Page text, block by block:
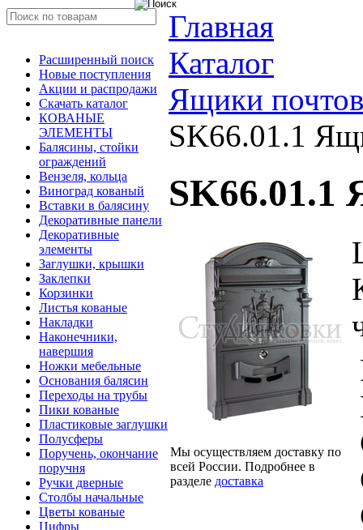
Расширенный поиск
Новые поступления
Акции и распродажи
Скачать каталог
КОВАНЫЕ
ЭЛЕМЕНТЫ
Балясины, стойки
ограждений
Вензеля, кольца
Виноград кованый
Вставки в балясину
Декоративные панели
Декоративные
элементы
Заглушки, крышки
Заклепки
Корзинки
Листья кованые
Накладки
Наконечники,
навершия
Ножки мебельные
Основания балясин
Переходы на трубы
Пики кованые
Пластиковые заглушки
Полусферы
Поручень, окончание
поручня
Ручки дверные
Столбы начальные
Цветы кованые
Цифры
Главная
Каталог
Ящики
SK66.01.1
Мы осуществляем доставку по
всей России. Подробнее в
разделе доставка